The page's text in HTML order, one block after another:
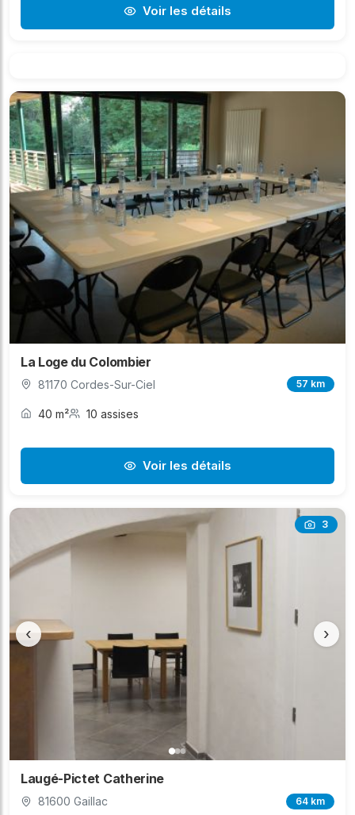
Voir les détails
La Loge du Colombier
81170 Cordes-Sur-Ciel 57 km
40 m² 10 assises
Voir les détails
3
‹ ›
Laugé-Pictet Catherine
81600 Gaillac 64 km